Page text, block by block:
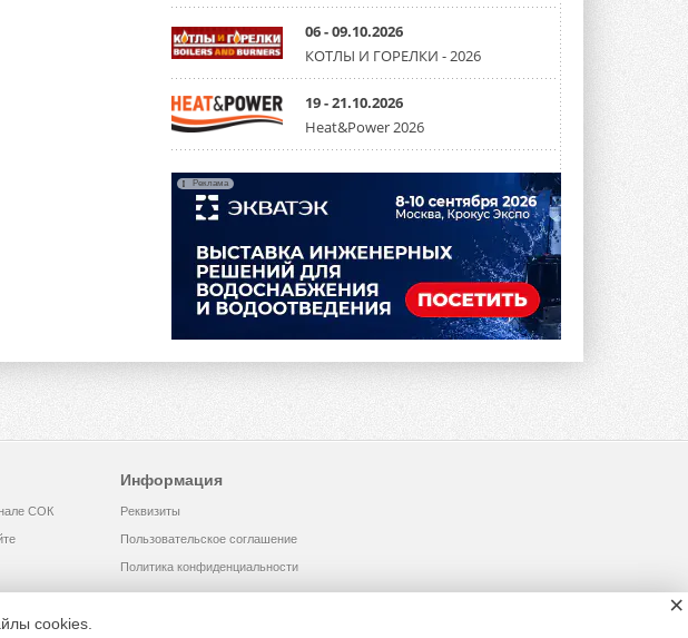
06 - 09.10.2026
КОТЛЫ И ГОРЕЛКИ - 2026
19 - 21.10.2026
Heat&Power 2026
Реклама
СОК
Информация
Реквизиты
Пользовательское соглашение
Политика конфиденциальности
cookies.
×